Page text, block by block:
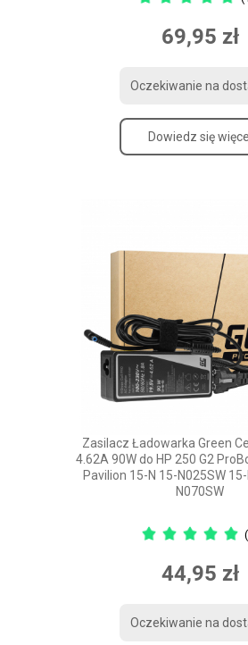
69,95 zł
Oczekiwanie na
Dowiedz się
Zasilacz Ładowarka Green
4.62A 90W do HP 250 G2
Pavilion 15-N 15-N025SW
N070SW
44,95 zł
Oczekiwanie na